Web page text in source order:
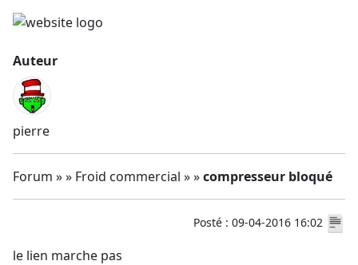
Auteur
pierre
Forum » » Froid commercial » »compresseur bloqué
Posté : 09-04-2016 16:02
le lien marche pas